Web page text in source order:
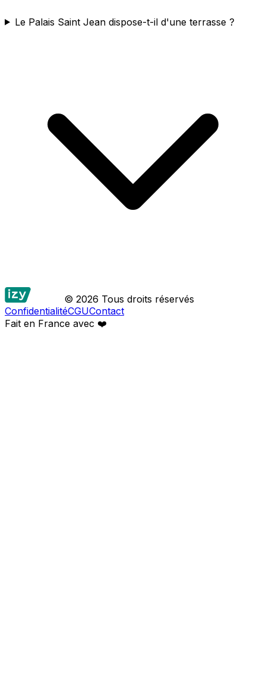
Le Palais Saint Jean dispose-t-il d'une terrasse ?
© 2026 Tous droits réservés
ConfidentialitéCGUContact
Fait en France avec ❤️